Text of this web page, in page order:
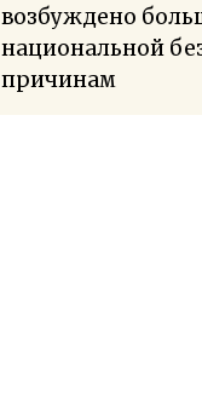
возбуждено
национальной
причинам